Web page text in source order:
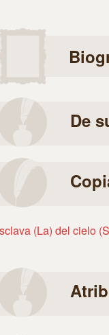
De
(La) del cielo